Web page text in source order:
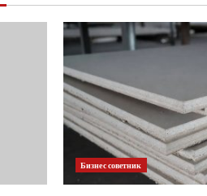
Бизнес советник